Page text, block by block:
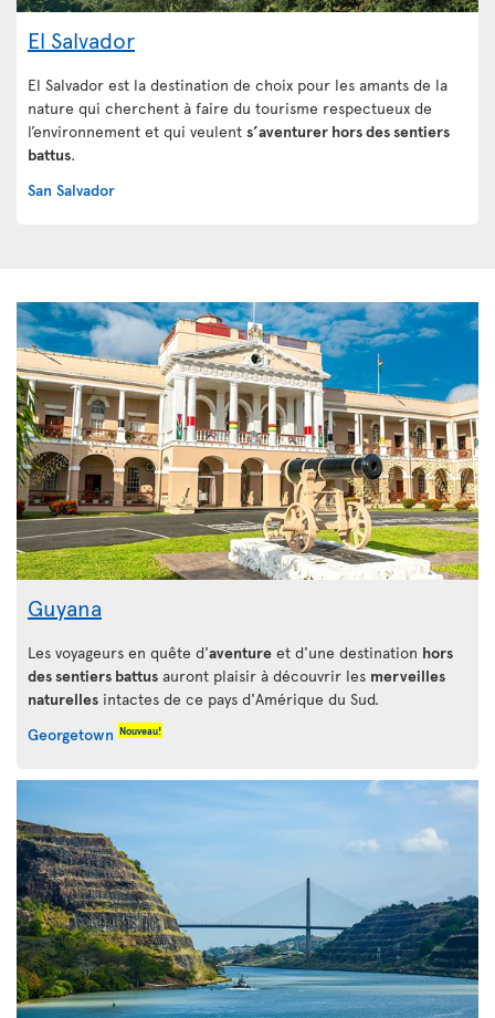
El Salvador
El Salvador est la destination de choix pour les amants de la
nature qui cherchent à faire du tourisme respectueux de
l’environnement et qui veulent s’aventurer hors des sentiers
battus.
San Salvador
Guyana
Les voyageurs en quête d'aventure et d'une destination hors
des sentiers battus auront plaisir à découvrir les merveilles
naturelles intactes de ce pays d'Amérique du Sud.
Georgetown Nouveau!